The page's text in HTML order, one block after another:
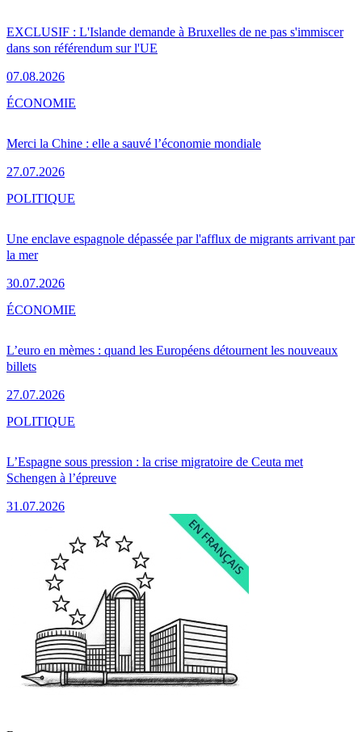
EXCLUSIF : L'Islande demande à Bruxelles de ne pas s'immiscer
dans son référendum sur l'UE
07.08.2026
Merci la Chine : elle a sauvé l’économie mondiale
27.07.2026
ÉCONOMIE
Une enclave espagnole dépassée par l'afflux de migrants arrivant par
la mer
30.07.2026
POLITIQUE
L’euro en mèmes : quand les Européens détournent les nouveaux
billets
27.07.2026
ÉCONOMIE
L’Espagne sous pression : la crise migratoire de Ceuta met
Schengen à l’épreuve
31.07.2026
POLITIQUE